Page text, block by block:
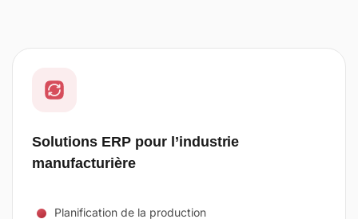
Solutions ERP pour l’industrie
manufacturière
Planification de la production